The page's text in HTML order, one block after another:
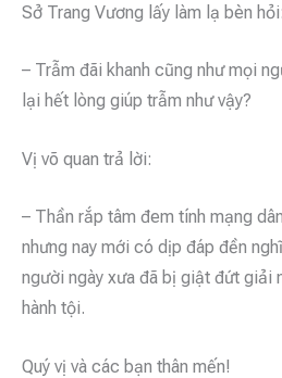
Sở Trang Vương lấy làm lạ bèn hỏi:
– Trẫm đãi khanh cũng như mọi
lại hết lòng giúp trẫm như vậy?
Vị võ quan trả lời:
– Thần rắp tâm đem tính mạng
nhưng nay mới có dịp đáp đền
người ngày xưa đã bị giật đứt giải
hành tội.
Quý vị và các bạn thân mến!